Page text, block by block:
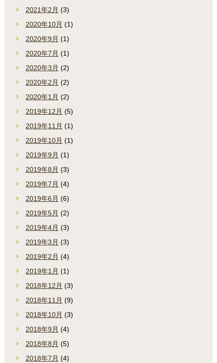
2021年2月 (3)
2020年10月 (1)
2020年9月 (1)
2020年7月 (1)
2020年3月 (2)
2020年2月 (2)
2020年1月 (2)
2019年12月 (5)
2019年11月 (1)
2019年10月 (1)
2019年9月 (1)
2019年8月 (3)
2019年7月 (4)
2019年6月 (6)
2019年5月 (2)
2019年4月 (3)
2019年3月 (3)
2019年2月 (4)
2019年1月 (1)
2018年12月 (3)
2018年11月 (9)
2018年10月 (3)
2018年9月 (4)
2018年8月 (5)
2018年7月 (4)